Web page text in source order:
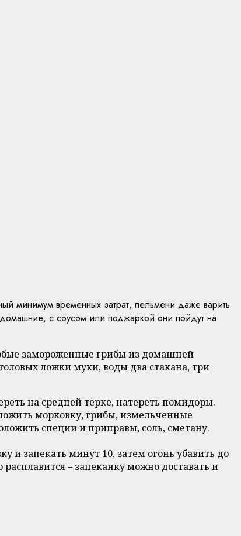
минимум временных затрат, пельмени даже варить
с соусом или поджаркой они пойдут на
замороженные грибы из домашней
ложки муки, воды два стакана, три
на средней терке, натереть помидоры.
морковку, грибы, измельченные
специи и приправы, соль, сметану.
и запекать минут 10, затем огонь убавить до
– запеканку можно доставать и